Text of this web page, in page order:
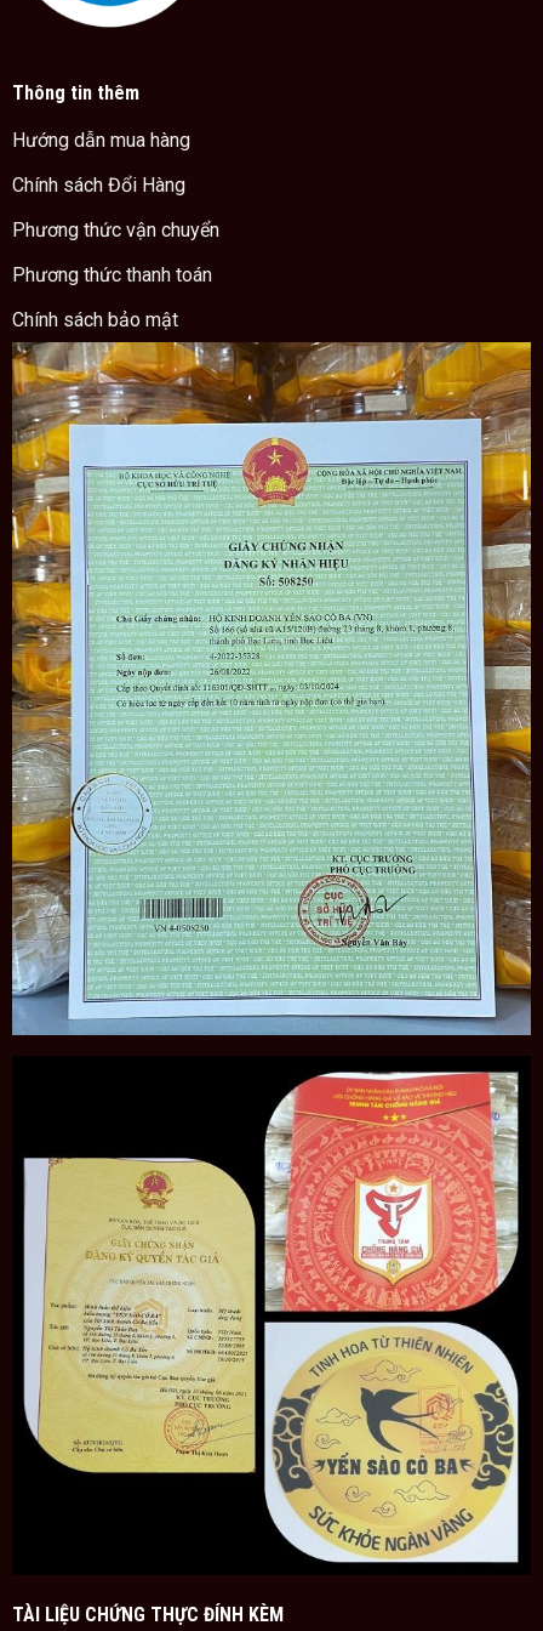
Quy trình xử lý tổ yến còn lông
Bước xử lý tổ yến còn lông
Những ai nên sử dụng yến sào?
Yến sào thích hợp sử dụng bồi bổ cho mọi đối tượng.
Đặc biệt là trẻ em, người cao tuổi, phụ nữ mang thai,
Cách dùng tổ yến mang lại hiệu quả cao nhất
Dùng tổ yến vào lúc đói sẽ giúp chất dinh dưỡng hấp
thu nhanh và hiệu quả nhất. Tốt nhất nên dùng vào
buổi sáng trước bữa ăn, buổi tối trước khi đi ngủ
hoặc giữa các buổi.
Chỉ nên dùng từ 3-5gr tổ yến trong một lần. Một tuần
không nên dùng quá 3 lần tổ yến.
Đối với người bị cao huyết áp, nên dùng tổ yến sào
lúc đói, tránh để lạnh bụng gây khó chịu. Riêng với
bệnh nhân tiểu đường, khi chưng yến bạn không nên
cho nhiều đường phèn để tránh làm lượng đường
Thông tin thêm
Hướng dẫn mua hàng
Chính sách Đổi Hàng
Phương thức vận chuyển
Phương thức thanh toán
Chính sách bảo mật
TÀI LIỆU CHỨNG THỰC ĐÍNH KÈM